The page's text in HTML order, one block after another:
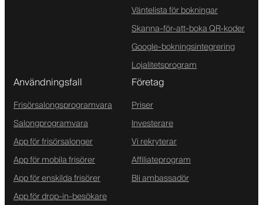
Väntelista för bokningar
Skanna-för-att-boka QR-koder
Google-bokningsintegrering
Lojalitetsprogram
Användningsfall
Frisörsalongsprogramvara
Salongprogramvara
App för frisörsalonger
App för mobila frisörer
App för enskilda frisörer
App för drop-in-besökare
Företag
Priser
Investerare
Vi rekryterar
Affiliateprogram
Bli ambassadör